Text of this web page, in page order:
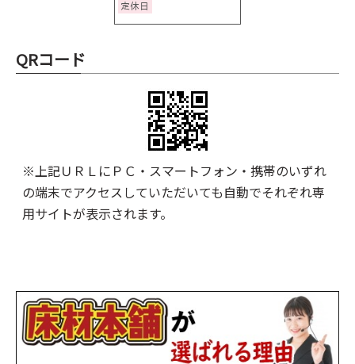
QRコード
※上記ＵＲＬにＰＣ・スマートフォン・携帯のいずれ
の端末でアクセスしていただいても自動でそれぞれ専
用サイトが表示されます。